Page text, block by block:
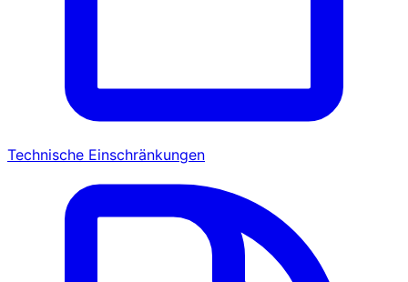
Technische Einschränkungen